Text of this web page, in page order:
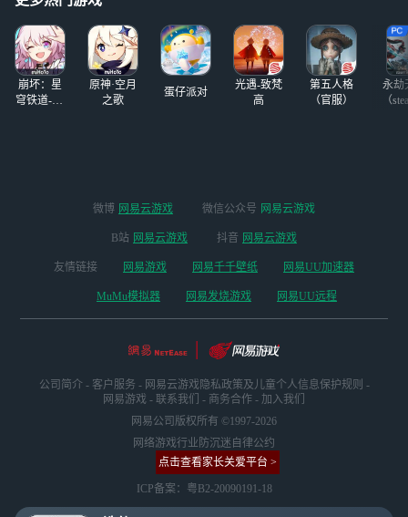
崩坏：星
穹铁道-4.4
原神·空月
之歌
蛋仔派对
光遇-致梵
高
第五人格
（官服）
永劫
（
微博 网易云游戏 微信公众号 网易云游戏
B站 网易云游戏 抖音 网易云游戏
友情链接 网易游戏 网易千千壁纸 网易UU加速器
MuMu模拟器 网易发烧游戏 网易UU远程
公司简介 - 客户服务 - 网易云游戏隐私政策及儿童个人信息保护规则 -
网易游戏 - 联系我们 - 商务合作 - 加入我们
网易公司版权所有 ©1997-2026
网络游戏行业防沉迷自律公约
点击查看家长关爱平台 >
ICP备案：粤B2-20090191-18